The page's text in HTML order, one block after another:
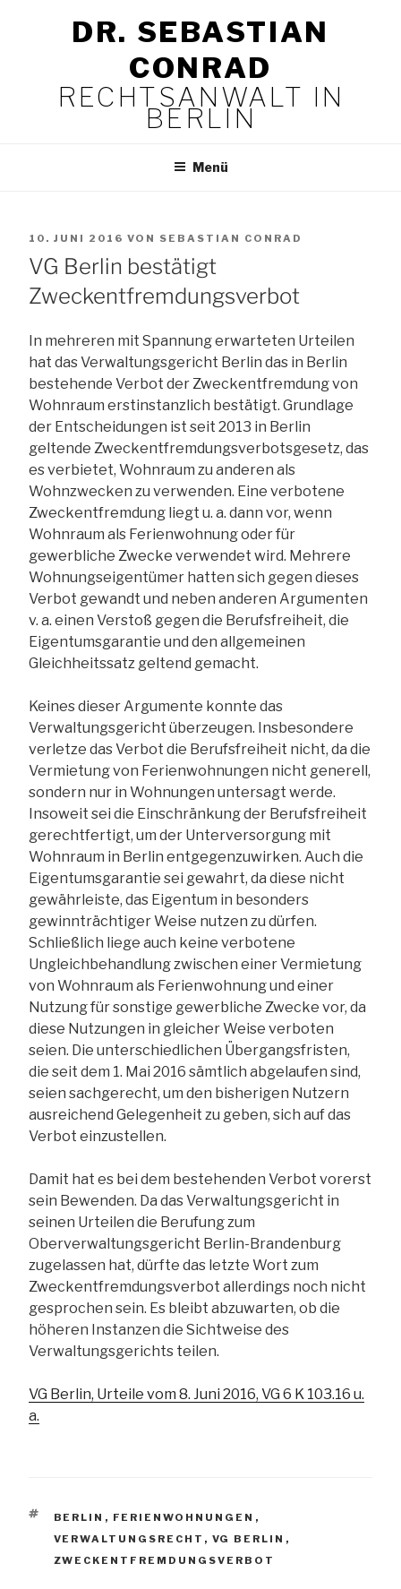
DR. SEBASTIAN
CONRAD
RECHTSANWALT IN
BERLIN
Menü
VERÖFFENTLICHT
AM
10. JUNI 2016 VON SEBASTIAN CONRAD
VG Berlin bestätigt
Zweckentfremdungsverbot
In mehreren mit Spannung erwarteten Urteilen
hat das Verwaltungsgericht Berlin das in Berlin
bestehende Verbot der Zweckentfremdung von
Wohnraum erstinstanzlich bestätigt. Grundlage
der Entscheidungen ist seit 2013 in Berlin
geltende Zweckentfremdungsverbotsgesetz, das
es verbietet, Wohnraum zu anderen als
Wohnzwecken zu verwenden. Eine verbotene
Zweckentfremdung liegt u. a. dann vor, wenn
Wohnraum als Ferienwohnung oder für
gewerbliche Zwecke verwendet wird. Mehrere
Wohnungseigentümer hatten sich gegen dieses
Verbot gewandt und neben anderen Argumenten
v. a. einen Verstoß gegen die Berufsfreiheit, die
Eigentumsgarantie und den allgemeinen
Gleichheitssatz geltend gemacht.
Keines dieser Argumente konnte das
Verwaltungsgericht überzeugen. Insbesondere
verletze das Verbot die Berufsfreiheit nicht, da die
Vermietung von Ferienwohnungen nicht generell,
sondern nur in Wohnungen untersagt werde.
Insoweit sei die Einschränkung der Berufsfreiheit
gerechtfertigt, um der Unterversorgung mit
Wohnraum in Berlin entgegenzuwirken. Auch die
Eigentumsgarantie sei gewahrt, da diese nicht
gewährleiste, das Eigentum in besonders
gewinnträchtiger Weise nutzen zu dürfen.
Schließlich liege auch keine verbotene
Ungleichbehandlung zwischen einer Vermietung
von Wohnraum als Ferienwohnung und einer
Nutzung für sonstige gewerbliche Zwecke vor, da
diese Nutzungen in gleicher Weise verboten
seien. Die unterschiedlichen Übergangsfristen,
die seit dem 1. Mai 2016 sämtlich abgelaufen sind,
seien sachgerecht, um den bisherigen Nutzern
ausreichend Gelegenheit zu geben, sich auf das
Verbot einzustellen.
Damit hat es bei dem bestehenden Verbot vorerst
sein Bewenden. Da das Verwaltungsgericht in
seinen Urteilen die Berufung zum
Oberverwaltungsgericht Berlin-Brandenburg
zugelassen hat, dürfte das letzte Wort zum
Zweckentfremdungsverbot allerdings noch nicht
gesprochen sein. Es bleibt abzuwarten, ob die
höheren Instanzen die Sichtweise des
Verwaltungsgerichts teilen.
VG Berlin, Urteile vom 8. Juni 2016, VG 6 K 103.16 u.
a.
SCHLAGWÖRTER
BERLIN , FERIENWOHNUNGEN ,
VERWALTUNGSRECHT , VG BERLIN ,
ZWECKENTFREMDUNGSVERBOT